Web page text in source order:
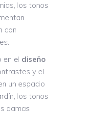
los tonos
con
en el diseño
y el
un espacio
los tonos
damas